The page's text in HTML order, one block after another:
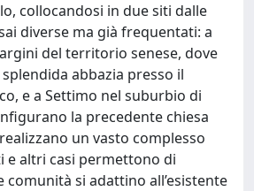
collocandosi in due siti dalle
diverse ma già frequentati: a
del territorio senese, dove
abbazia presso il
e a Settimo nel suburbio di
la precedente chiesa
un vasto complesso
e altri casi permettono di
comunità si adattino all’esistente